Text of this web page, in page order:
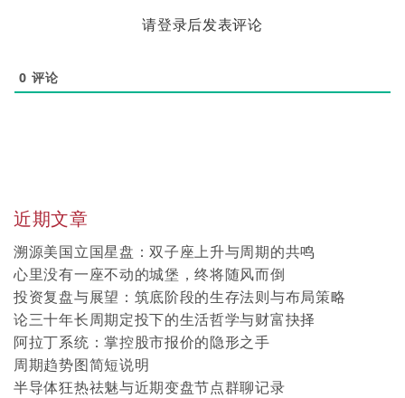
请登录后发表评论
0 评论
近期文章
溯源美国立国星盘：双子座上升与周期的共鸣
心里没有一座不动的城堡，终将随风而倒
投资复盘与展望：筑底阶段的生存法则与布局策略
论三十年长周期定投下的生活哲学与财富抉择
阿拉丁系统：掌控股市报价的隐形之手
周期趋势图简短说明
半导体狂热祛魅与近期变盘节点群聊记录